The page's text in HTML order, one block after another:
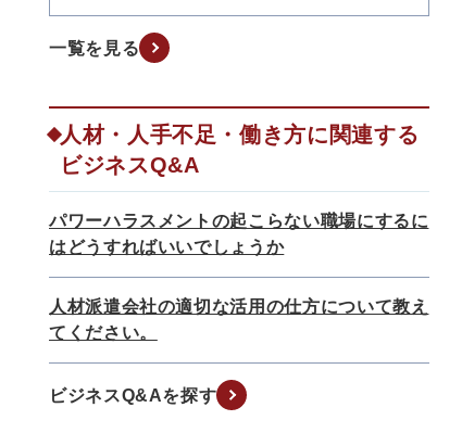
一覧を見る
人材・人手不足・働き方に関連する
ビジネスQ&A
パワーハラスメントの起こらない職場にするに
はどうすればいいでしょうか
人材派遣会社の適切な活用の仕方について教え
てください。
ビジネスQ&Aを探す